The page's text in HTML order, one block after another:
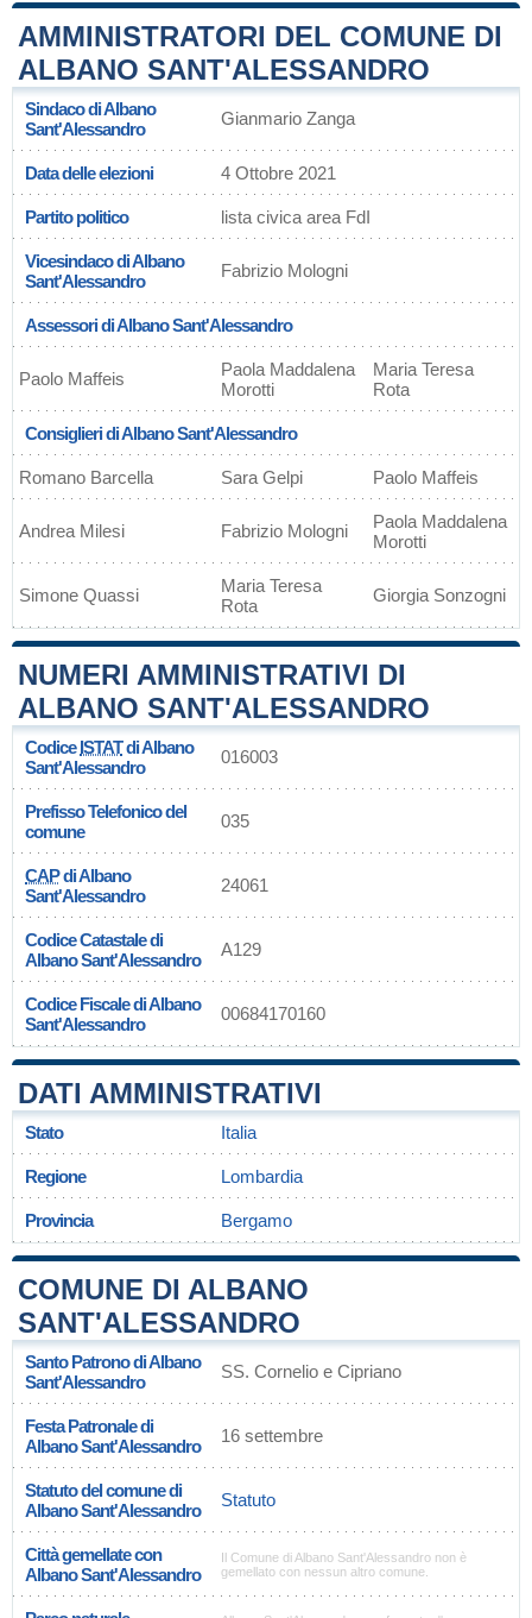
AMMINISTRATORI DEL COMUNE DI
ALBANO SANT'ALESSANDRO
Sindaco di Albano
Sant'Alessandro
Gianmario Zanga
Data delle elezioni 4 Ottobre 2021
Partito politico lista civica area FdI
Vicesindaco di Albano
Sant'Alessandro
Fabrizio Mologni
Assessori di Albano Sant'Alessandro
Paolo Maffeis
Paola Maddalena
Morotti
Maria Teresa
Rota
Consiglieri di Albano Sant'Alessandro
Romano Barcella Sara Gelpi Paolo Maffeis
Andrea Milesi Fabrizio Mologni
Paola Maddalena
Morotti
Simone Quassi
Maria Teresa
Rota
Giorgia Sonzogni
NUMERI AMMINISTRATIVI DI
ALBANO SANT'ALESSANDRO
CodiceISTATdi Albano
Sant'Alessandro
016003
Prefisso Telefonico del
comune
035
CAPdi Albano
Sant'Alessandro
24061
Codice Catastale di
Albano Sant'Alessandro
A129
Codice Fiscale di Albano
Sant'Alessandro
00684170160
DATI AMMINISTRATIVI
Stato Italia
Regione Lombardia
Provincia Bergamo
COMUNE DI ALBANO
SANT'ALESSANDRO
Santo Patrono di Albano
Sant'Alessandro
SS. Cornelio e Cipriano
Festa Patronale di
Albano Sant'Alessandro
16 settembre
Statuto del comune di
Albano Sant'Alessandro
Statuto
Città gemellate con
Albano Sant'Alessandro
Il Comune di Albano Sant'Alessandro non è
gemellato con nessun altro comune.